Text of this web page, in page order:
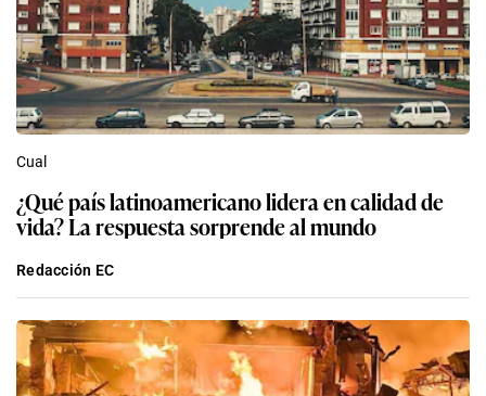
Cual
¿Qué país latinoamericano lidera en calidad de
vida? La respuesta sorprende al mundo
Redacción EC